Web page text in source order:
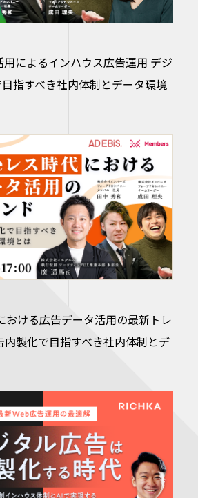
によるインハウス広告運用 デジ
指すべき社内体制とデータ環境
ける広告データ活用の最新トレ
内製化で目指すべき社内体制とデ